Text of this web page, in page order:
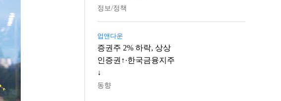
정보/정책
업앤다운
증권주 2% 하락, 상상
인증권↑·한국금융지주
↓
동향